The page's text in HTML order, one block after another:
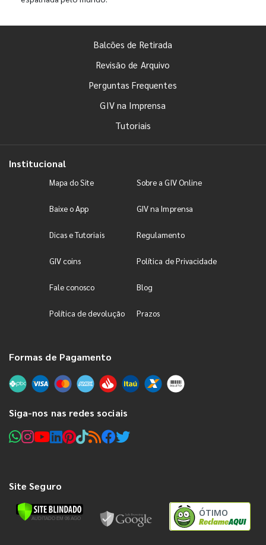
Balcões de Retirada
Revisão de Arquivo
Perguntas Frequentes
GIV na Imprensa
Tutoriais
Institucional
Mapa do Site Sobre a GIV Online
Baixe o App GIV na Imprensa
Dicas e Tutoriais Regulamento
GIV coins Política de Privacidade
Fale conosco Blog
Política de devolução Prazos
Formas de Pagamento
Siga-nos nas redes sociais
Site Seguro
ÓTIMO